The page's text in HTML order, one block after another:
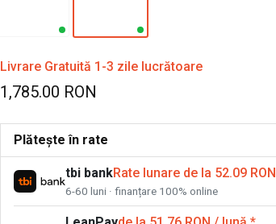
Livrare Gratuită 1-3 zile lucrătoare
1,785.00 RON
Plătește în rate
tbi bankRate lunare de la 52.09 RON
6-60 luni · finanțare 100% online